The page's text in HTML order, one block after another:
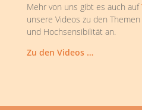
Mehr von uns gibt es auch auf
unsere Videos zu den
und Hochsensibilität an.
Zu den Videos …